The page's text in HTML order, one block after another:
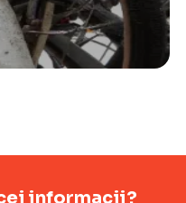
informacji?